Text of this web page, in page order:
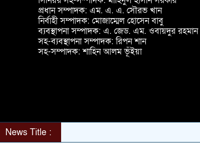
প্রধান সম্পাদক: এম. এ. এ. সৌরভ খান
নির্বাহী সম্পাদক: মোজাম্মেল হোসেন বাবু
ব্যবস্থাপনা সম্পাদক: এ. জেড. এম. ওবায়দুর রহমান
সহ-ব্যবস্থাপনা সম্পাদক: রিপন শান
সহ-সম্পাদক: শাহিন আলম ভূঁইয়া
© 2026 All rights reserved Matrijagat
News Title :